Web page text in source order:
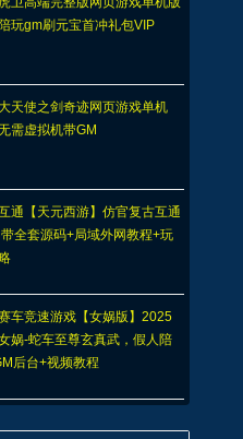
玩gm刷元宝首冲礼包VIP
天使之剑奇迹网页游戏单机
需虚拟机带GM
通【天元西游】仿官复古互通
全套源码+局域外网教程+玩
车竞速游戏【女娲版】2025
娲-蛇车至尊玄真武，假人陪
后台+视频教程